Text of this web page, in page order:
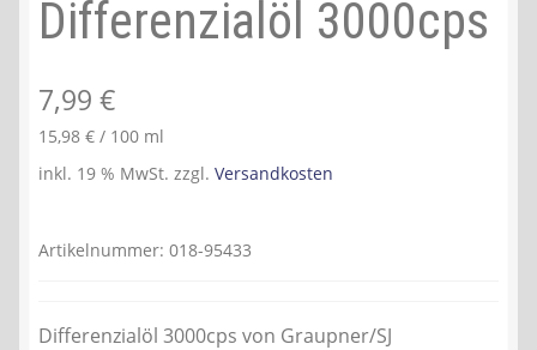
Differenzialöl 3000cps
7,99 €
15,98 € / 100 ml
inkl. 19 % MwSt. zzgl. Versandkosten
Differenzialöl 3000cps von Graupner/SJ
Artikelnummer: 018-95433